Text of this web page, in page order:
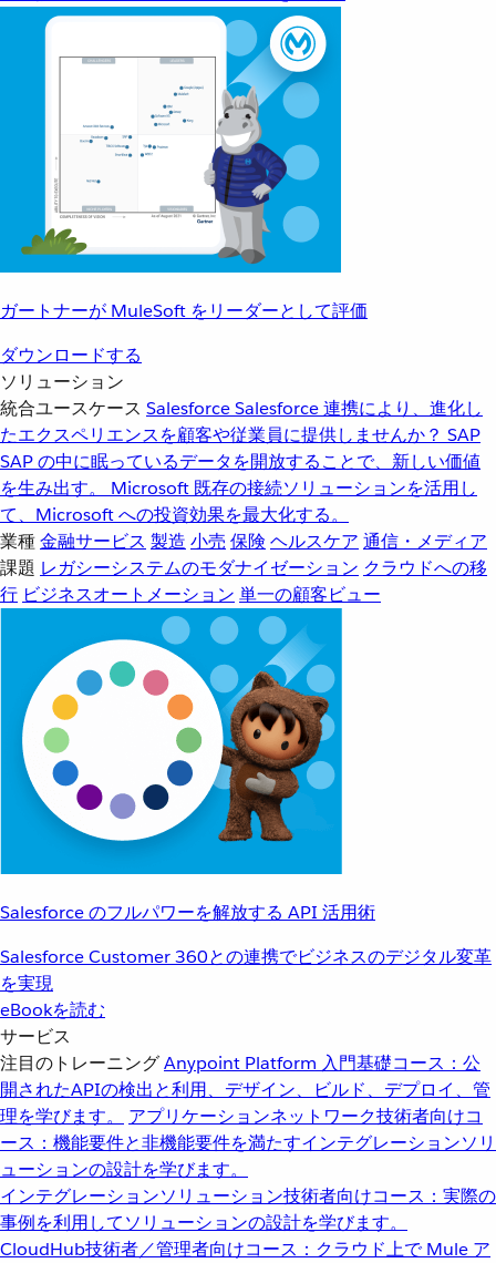
ガートナーが MuleSoft をリーダーとして評価
ダウンロードする
ソリューション
統合ユースケース SalesforceSalesforce 連携により、進化し
たエクスペリエンスを顧客や従業員に提供しませんか？ SAP
SAP の中に眠っているデータを開放することで、新しい価値
を生み出す。
Microsoft 既存の接続ソリューションを活用し
て、Microsoft への投資効果を最大化する。
業種金融サービス 製造 小売 保険 ヘルスケア 通信・メディア
課題 レガシーシステムのモダナイゼーション クラウドへの移
行 ビジネスオートメーション 単一の顧客ビュー
Salesforce のフルパワーを解放する API 活用術
Salesforce Customer 360との連携でビジネスのデジタル変革
を実現
eBookを読む
サービス
注目のトレーニングAnypoint Platform 入門基礎コース：公
開されたAPIの検出と利用、デザイン、ビルド、デプロイ、管
理を学びます。
アプリケーションネットワーク技術者向けコ
ース：機能要件と非機能要件を満たすインテグレーションソリ
ューションの設計を学びます。
インテグレーションソリューション技術者向けコース：実際の
事例を利用してソリューションの設計を学びます。
CloudHub技術者／管理者向けコース：クラウド上で Mule ア